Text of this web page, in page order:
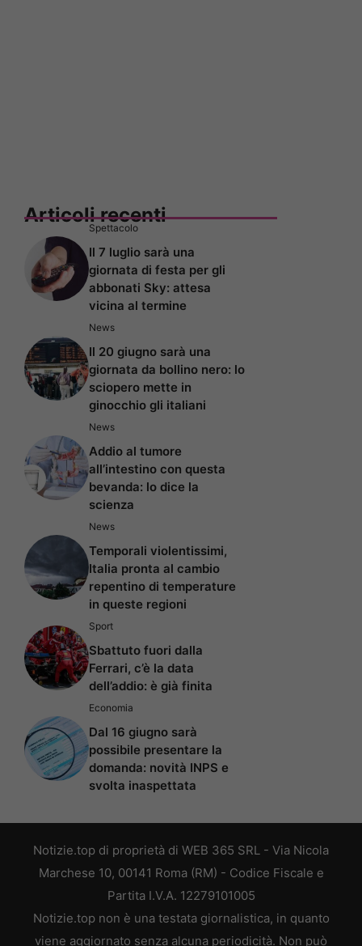
Articoli recenti
Spettacolo
Il 7 luglio sarà una
giornata di festa per gli
abbonati Sky: attesa
vicina al termine
News
Il 20 giugno sarà una
giornata da bollino nero: lo
sciopero mette in
ginocchio gli italiani
News
Addio al tumore
all’intestino con questa
bevanda: lo dice la
scienza
News
Temporali violentissimi,
Italia pronta al cambio
repentino di temperature
in queste regioni
Sport
Sbattuto fuori dalla
Ferrari, c’è la data
dell’addio: è già finita
Economia
Dal 16 giugno sarà
possibile presentare la
domanda: novità INPS e
svolta inaspettata
Notizie.top di proprietà di WEB 365 SRL - Via Nicola
Marchese 10, 00141 Roma (RM) - Codice Fiscale e
Partita I.V.A. 12279101005
Notizie.top non è una testata giornalistica, in quanto
viene aggiornato senza alcuna periodicità. Non può